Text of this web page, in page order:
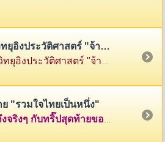
ประวัติศาสตร์ "จ้าวสามแผ่นดิน"
ฟังละครวิทยุอิงประวัติศาสตร์ "จ้าวสามแผ่นดิน" เรื่องราวของสามกษัตริย์ผู้ยิ่งใหญ่แห่งสามแคว้น พ่อขุนรามคำแหง แห่งสุโขทัย พญามังราย แห่งหิรัญนครเงินยาง และพญางำเมือง แห่งภูกามยาว
"รวมใจไทยเป็นหนึ่ง"
แล้วก็มาถึงจริงๆ กับทริ๊ปสุดท้ายของรายการ "รวมใจไทยเป็นหนึ่ง" ที่เต็มไปด้วยความสนุกสนานและความตรึงใจ คลุกเคล้าด้วยกับเสียงหัวเราะและร้องไห้ นำภาพมาฝากกันพอเลาๆ ในบ้านรังสิมันต์แห่งนี้ครับ แต่ถ้าอยากดูต่อ ก็คลิ๊กดูใต้ภาพในบทความได้เลยครับ